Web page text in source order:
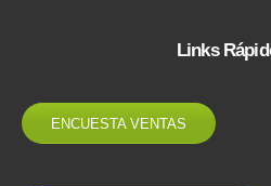
Links
ENCUESTA VENTAS